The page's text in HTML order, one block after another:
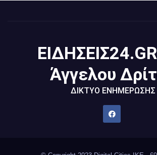
Άγγελου
ΔΙΚΤΥΟ ΕΝΗΜΕΡΩΣΗΣ